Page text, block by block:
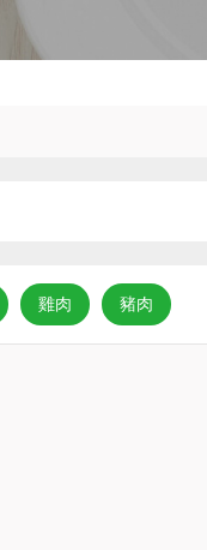
雞肉 豬肉